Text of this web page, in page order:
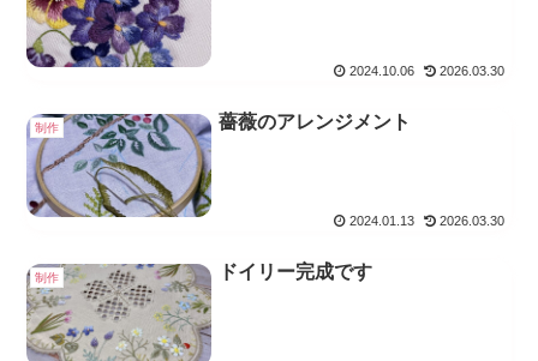
2024.10.06 2026.03.30
制作 薔薇のアレンジメント
2024.01.13 2026.03.30
制作 ドイリー完成です